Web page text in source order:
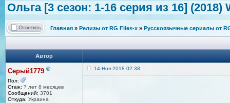
Ольга [3 сезон: 1-16 серия из 16] (2018)
Главная » Релизы от RG Files-x » Русскоязычные сериалы от
Автор
Серый1779 ®
Пол:
Стаж: 7 лет 8 месяцев
Сообщений: 3701
Откуда: Украина
14-Ноя-2018 02:38